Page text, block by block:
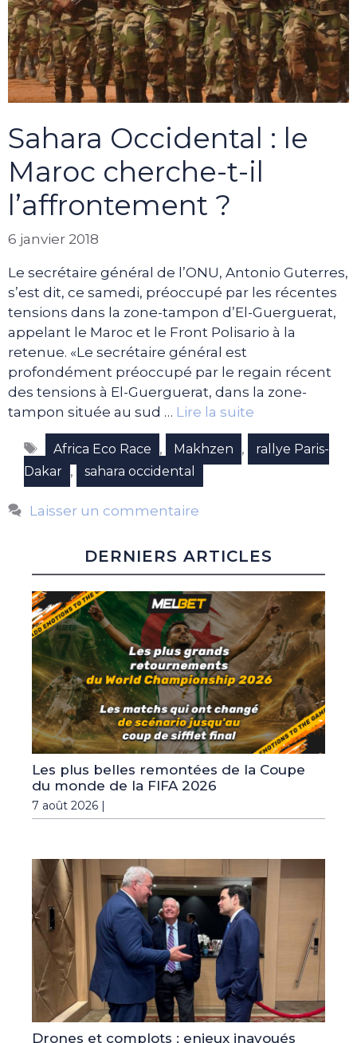
Sahara Occidental : le
Maroc cherche-t-il
l’affrontement ?
6 janvier 2018
Le secrétaire général de l’ONU, Antonio Guterres,
s’est dit, ce samedi, préoccupé par les récentes
tensions dans la zone-tampon d’El-Guerguerat,
appelant le Maroc et le Front Polisario à la
retenue. «Le secrétaire général est
profondément préoccupé par le regain récent
des tensions à El-Guerguerat, dans la zone-
tampon située au sud … Lire la suite
Étiquettes
Africa Eco Race , Makhzen ,
rallye Paris-
Dakar , sahara occidental
Laisser un commentaire
DERNIERS ARTICLES
Les plus belles remontées de la Coupe
du monde de la FIFA 2026
7 août 2026 |
Drones et complots : enjeux inavoués